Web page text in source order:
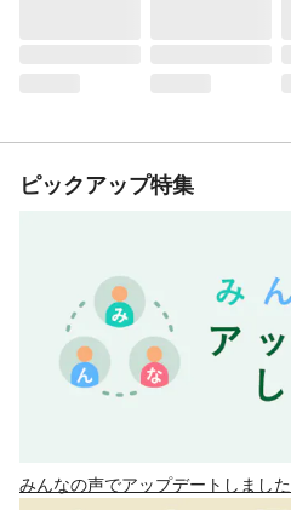
ピックアップ特集
みんなの声でアップデートしました